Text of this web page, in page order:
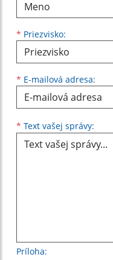
* Priezvisko:
* E-mailová adresa:
* Text vašej správy:
Príloha: